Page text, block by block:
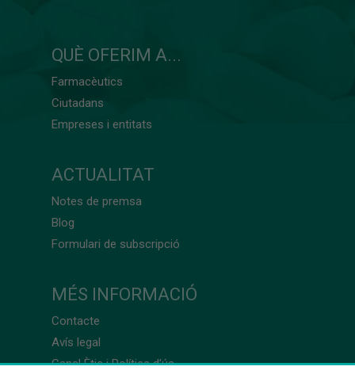
QUÈ OFERIM A...
Farmacèutics
Ciutadans
Empreses i entitats
ACTUALITAT
Notes de premsa
Blog
Formulari de subscripció
MÉS INFORMACIÓ
Contacte
Avís legal
Canal Ètic i Política d’ús